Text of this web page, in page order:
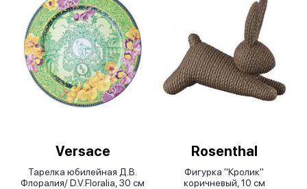
Versace
Тарелка юбилейная Д.В.
Флоралия/ D.V.Floralia, 30 см
Rosenthal
Фигурка "Кролик"
коричневый, 10 см